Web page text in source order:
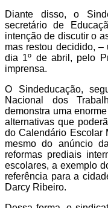
Diante disso, o
secretário de
intenção de discutir o
mas restou decidido, –
dia 1º de abril, pelo
imprensa.
O Sindeducação,
Nacional dos
demonstra uma
alternativas que
do Calendário Escolar
mesmo do anúncio
reformas prediais
escolares, a exemplo
referência para a
Darcy Ribeiro.